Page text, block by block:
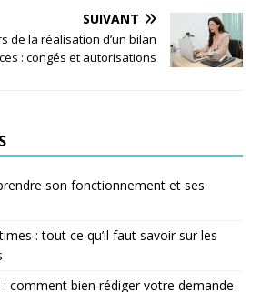
SUIVANT
de la réalisation d’un bilan
: congés et autorisations
son fonctionnement et ses
: tout ce qu’il faut savoir sur les
comment bien rédiger votre demande